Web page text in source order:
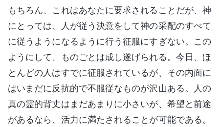
もちろん、これはあなたに要求されることだが、神
にとっては、人が従う決意をして神の采配のすべて
に従うようになるように行う征服にすぎない。この
ようにして、ものごとは成し遂げられる。今日、ほ
とんどの人はすでに征服されているが、その内面に
はいまだに反抗的で不服従なものが沢山ある。人の
真の霊的背丈はまだあまりに小さいが、希望と前途
があるなら、活力に満たされることが可能である。